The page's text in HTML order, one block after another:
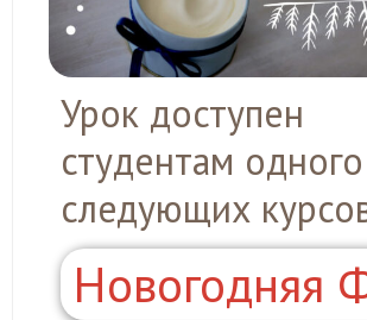
Урок доступен
студентам
следующих
Новогодняя